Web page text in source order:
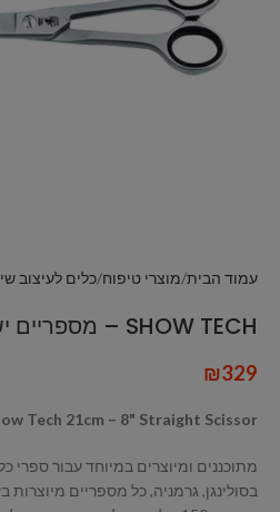
עמוד הבית מוצרי טיפוח כלים לעיצוב
SHOW TECH – מספריים ישרות 8"
₪329
Tech 21cm – 8" Straight Scissor
מתוכננים ומיוצרים במיוחד עבור ספרי
בסולינגן, גרמניה, כל מספריים